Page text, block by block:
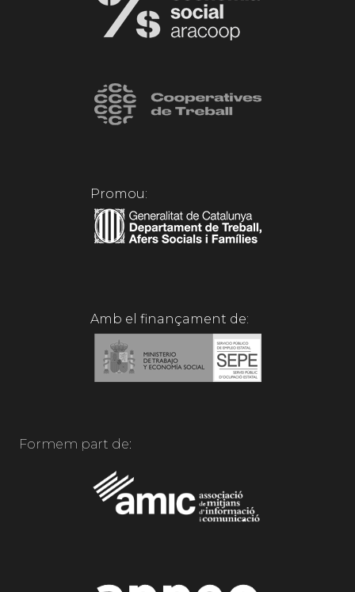
Promou:
Amb el finançament de:
Formem part de: